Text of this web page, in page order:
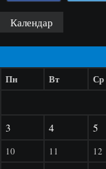
Календар
Пн Вт Ср
3
4 5
10
11 12